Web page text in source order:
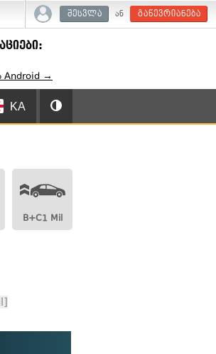
შესვლა ან გაწევრიანება
Android →
KA
B+C1 Mil